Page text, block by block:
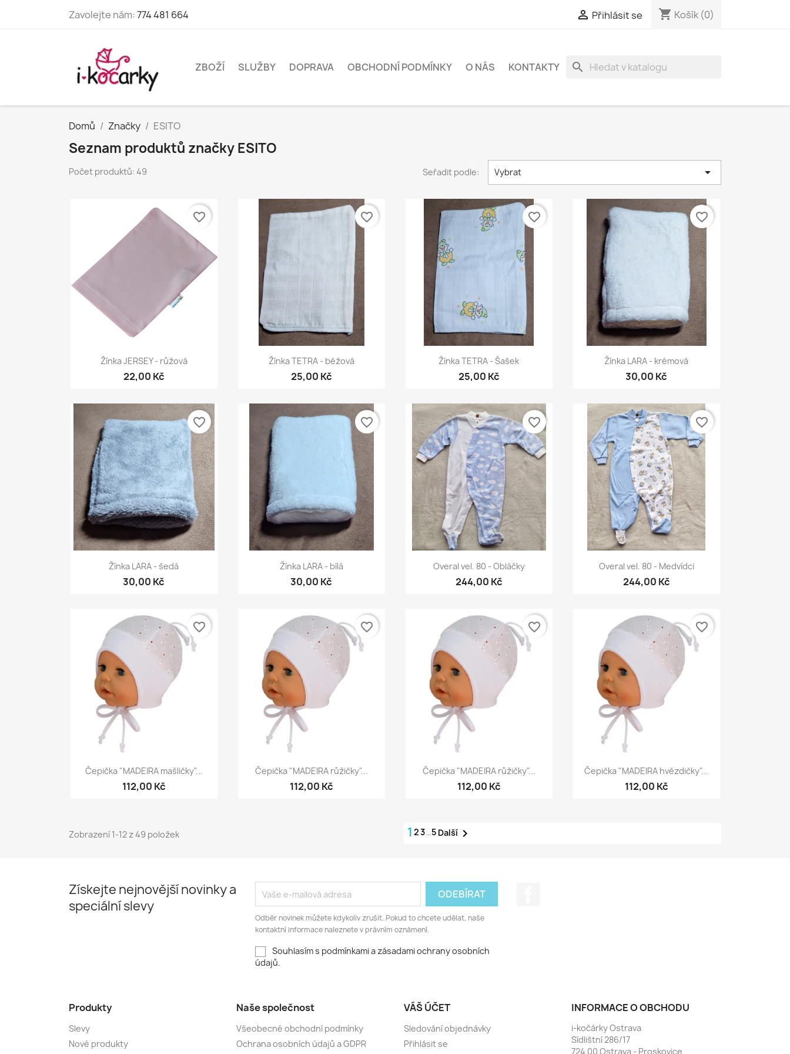
Zavolejte nám:774 481 664  Přihlásit se shopping_cart Košík (0)
ZBOŽÍ SLUŽBY DOPRAVA OBCHODNÍ PODMÍNKY O NÁS KONTAKTY search
Domů Značky ESITO
Seznam produktů značky ESITO
Počet produktů: 49 Seřadit podle: Vybrat 
Rychlý náhled
Žínka JERSEY - růžová
22,00 Kč
favorite_border
Rychlý náhled
Žínka TETRA - béžová
25,00 Kč
favorite_border
Rychlý náhled
Žínka TETRA - Šašek
25,00 Kč
favorite_border
Rychlý náhled
Žínka LARA - krémová
30,00 Kč
favorite_border
Rychlý náhled
Žínka LARA - šedá
30,00 Kč
favorite_border
Rychlý náhled
Žínka LARA - bílá
30,00 Kč
favorite_border
Rychlý náhled
Overal vel. 80 - Obláčky
244,00 Kč
favorite_border
Rychlý náhled
Overal vel. 80 - Medvídci
244,00 Kč
favorite_border
Rychlý náhled
Čepička "MADEIRA mašličky"...
112,00 Kč
favorite_border
Rychlý náhled
Čepička "MADEIRA růžičky"...
112,00 Kč
favorite_border
Rychlý náhled
Čepička "MADEIRA růžičky"...
112,00 Kč
favorite_border
Rychlý náhled
Čepička "MADEIRA hvězdičky"...
112,00 Kč
favorite_border
Zobrazení 1-12 z 49 položek 1 23…5 Další
Získejte nejnovější novinky a
speciální slevy
Odběr novinek můžete kdykoliv zrušit. Pokud to chcete udělat, naše
kontaktní informace naleznete v právním oznámení.
Souhlasím s podmínkami a zásadami ochrany osobních
údajů.
Produkty
Slevy
Nové produkty
Naše společnost
Všeobecné obchodní podmínky
Ochrana osobních údajů a GDPR
VÁŠ ÚČET
Sledování objednávky
Přihlásit se
INFORMACE O OBCHODU
i-kočárky Ostrava
Sídlištní 286/17
724 00 Ostrava - Proskovice